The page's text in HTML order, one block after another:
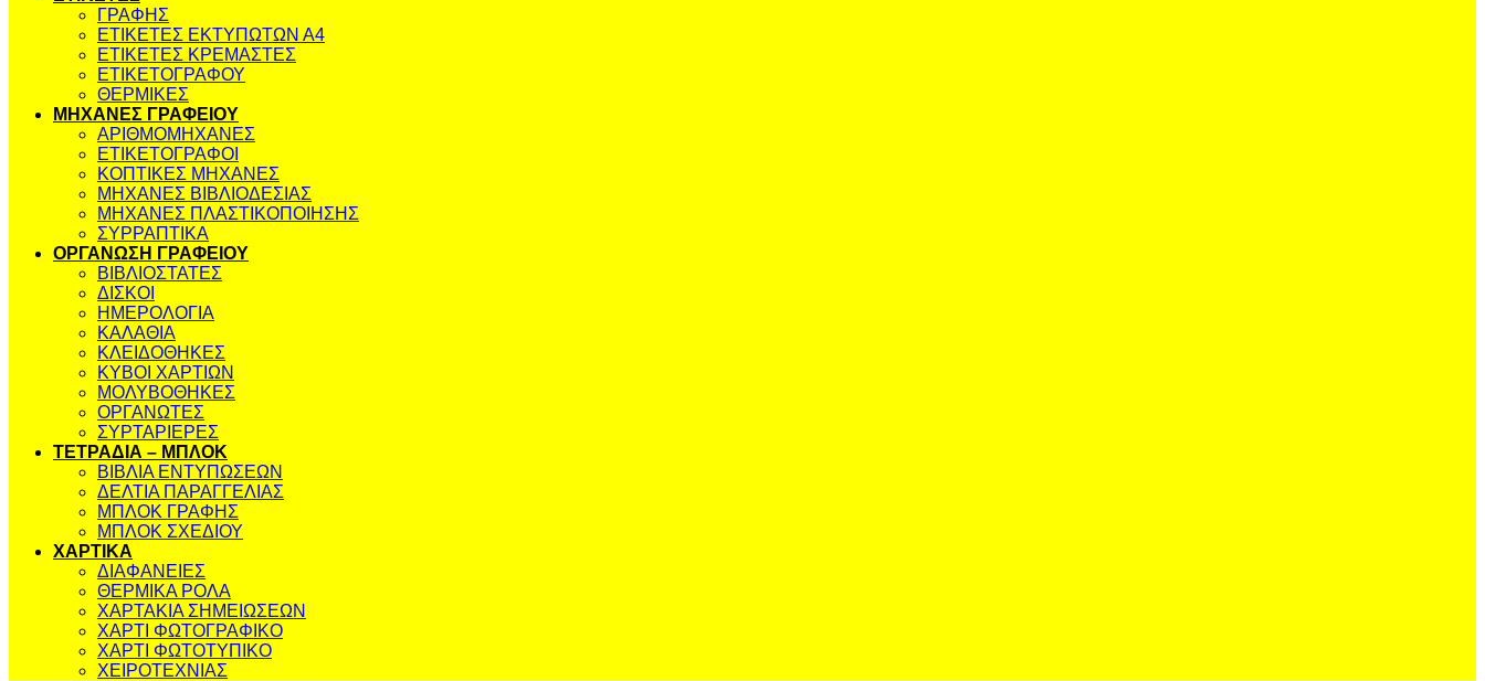
ΓΡΑΦΗΣ
ΕΤΙΚΕΤΕΣ ΕΚΤΥΠΩΤΩΝ Α4
ΕΤΙΚΕΤΕΣ ΚΡΕΜΑΣΤΕΣ
ΕΤΙΚΕΤΟΓΡΑΦΟΥ
ΘΕΡΜΙΚΕΣ
ΜΗΧΑΝΕΣ ΓΡΑΦΕΙΟΥ
ΑΡΙΘΜΟΜΗΧΑΝΕΣ
ΕΤΙΚΕΤΟΓΡΑΦΟΙ
ΚΟΠΤΙΚΕΣ ΜΗΧΑΝΕΣ
ΜΗΧΑΝΕΣ ΒΙΒΛΙΟΔΕΣΙΑΣ
ΜΗΧΑΝΕΣ ΠΛΑΣΤΙΚΟΠΟΙΗΣΗΣ
ΣΥΡΡΑΠΤΙΚΑ
ΟΡΓΑΝΩΣΗ ΓΡΑΦΕΙΟΥ
ΒΙΒΛΙΟΣΤΑΤΕΣ
ΔΙΣΚΟΙ
ΗΜΕΡΟΛΟΓΙΑ
ΚΑΛΑΘΙΑ
ΚΛΕΙΔΟΘΗΚΕΣ
ΚΥΒΟΙ ΧΑΡΤΙΩΝ
ΜΟΛΥΒΟΘΗΚΕΣ
ΟΡΓΑΝΩΤΕΣ
ΣΥΡΤΑΡΙΕΡΕΣ
ΤΕΤΡΑΔΙΑ – ΜΠΛΟΚ
ΒΙΒΛΙΑ ΕΝΤΥΠΩΣΕΩΝ
ΔΕΛΤΙΑ ΠΑΡΑΓΓΕΛΙΑΣ
ΜΠΛΟΚ ΓΡΑΦΗΣ
ΜΠΛΟΚ ΣΧΕΔΙΟΥ
ΧΑΡΤΙΚΑ
ΔΙΑΦΑΝΕΙΕΣ
ΘΕΡΜΙΚΑ ΡΟΛΑ
ΧΑΡΤΑΚΙΑ ΣΗΜΕΙΩΣΕΩΝ
ΧΑΡΤΙ ΦΩΤΟΓΡΑΦΙΚΟ
ΧΑΡΤΙ ΦΩΤΟΤΥΠΙΚΟ
ΧΕΙΡΟΤΕΧΝΙΑΣ